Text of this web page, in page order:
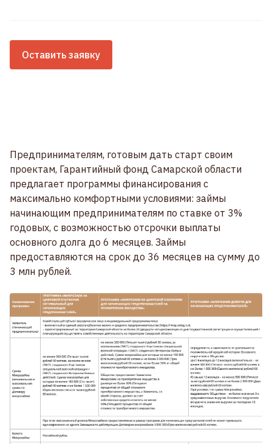
Оставить заявку
Предпринимателям, готовым дать старт своим
проектам, Гарантийный фонд Самарской области
предлагает программы финансирования с
максимально комфортными условиями: займы
начинающим предпринимателям по ставке от 3%
годовых, с возможностью отсрочки выплаты
основного долга до 6 месяцев. Займы
предоставляются на срок до 36 месяцев на сумму до
3 млн рублей.